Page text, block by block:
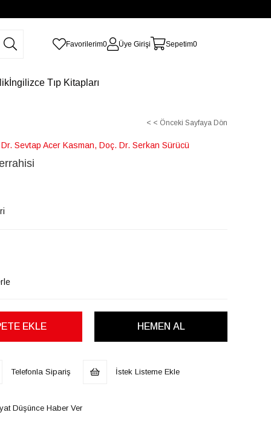
Favorilerim0 Üye Girişi Sepetim0
İngilizce Tıp Kitapları
< < Önceki Sayfaya Dön
Sevtap Acer Kasman, Doç. Dr. Serkan Sürücü
Telefonla Sipariş İstek Listeme Ekle
Düşünce Haber Ver